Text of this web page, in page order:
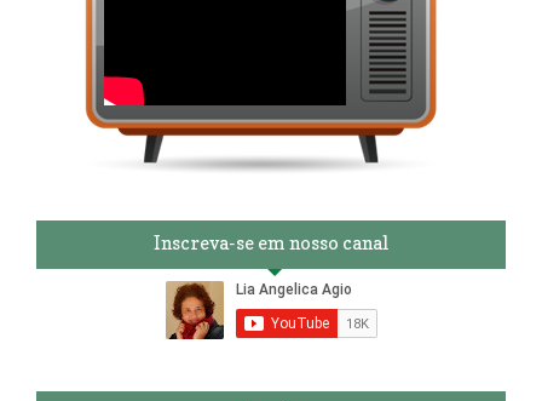
Inscreva-se em nosso canal